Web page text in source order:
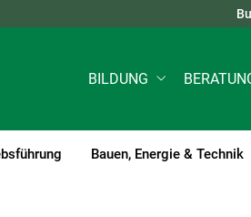
BILDUNG
Bauen, Energie & Technik